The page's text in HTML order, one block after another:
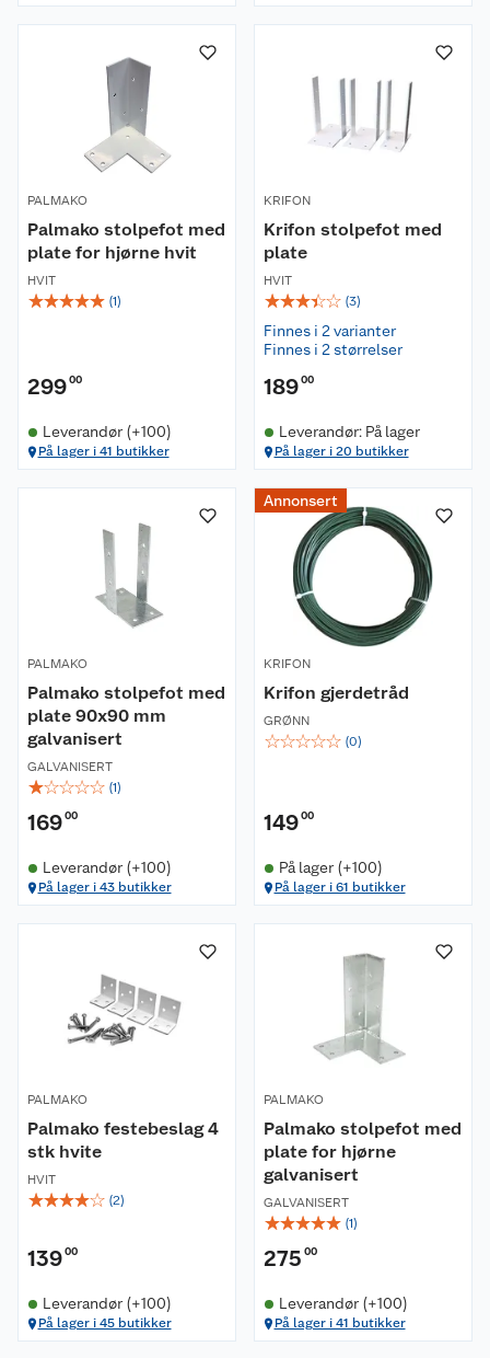
PALMAKO
Palmako stolpefot med
plate for hjørne hvit
HVIT
☆☆☆☆☆ (1)
29900
Leverandør (+100)
På lager i 41 butikker
KRIFON
Krifon stolpefot med
plate
HVIT
☆☆☆☆☆ (3)
Finnes i 2 varianter
Finnes i 2 størrelser
18900
Leverandør: På lager
På lager i 20 butikker
PALMAKO
Palmako stolpefot med
plate 90x90 mm
galvanisert
GALVANISERT
☆☆☆☆☆ (1)
16900
Leverandør (+100)
På lager i 43 butikker
Annonsert
KRIFON
Krifon gjerdetråd
GRØNN
☆☆☆☆☆ (0)
14900
På lager (+100)
På lager i 61 butikker
PALMAKO
Palmako festebeslag 4
stk hvite
HVIT
☆☆☆☆☆ (2)
13900
Leverandør (+100)
På lager i 45 butikker
PALMAKO
Palmako stolpefot med
plate for hjørne
galvanisert
GALVANISERT
☆☆☆☆☆ (1)
275 00
Leverandør (+100)
På lager i 41 butikker
Kundeservice
Kontakt oss
Retur- og angrerett
Pakkesporing
Nyheter
Våre kjeder
Kjøpsvilkår
Ledige stillinger
Coop medlem
Hageinspirasjon
Grillens verden
Hage og utemiljø